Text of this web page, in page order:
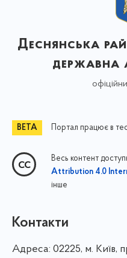
Деснянська
державна
Портал працює в
Весь контент
Attribution 4.0
інше
Контакти
Адреса: 02225, м. Київ,